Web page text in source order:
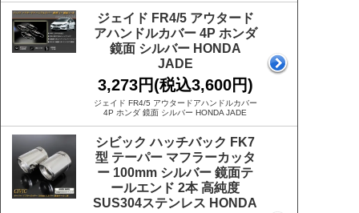
ジェイド FR4/5 アウタード
アハンドルカバー 4P ホンダ
鏡面 シルバー HONDA
JADE
3,273円(税込3,600円)
ジェイド FR4/5 アウタードアハンドルカバー
4P ホンダ 鏡面 シルバー HONDA JADE
シビック ハッチバック FK7
型 テーパー マフラーカッタ
ー 100mm シルバー 鏡面テ
ールエンド 2本 高純度
SUS304ステンレス HONDA